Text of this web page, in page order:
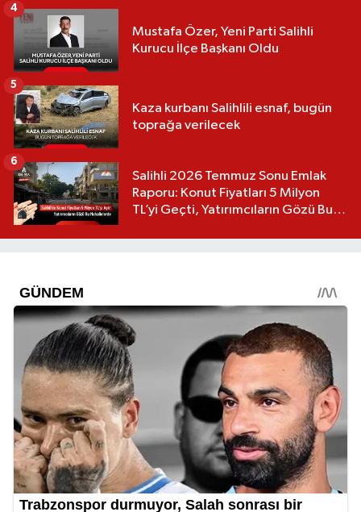
Mustafa Özer, Yeni Parti Salihli
Kurucu İlçe Başkanı Oldu
4
Kaza kurbanı Salihlili esnaf, bugün
toprağa verilecek
5
Salihli 2026 Temmuz Sonu Emlak
Raporu: Konut Fiyatları 5 Milyon
TL’yi Geçti, Yatırımcıların Gözü Bu
6